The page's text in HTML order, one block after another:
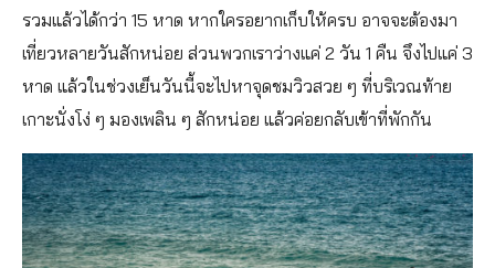
รวมแล้วได้กว่า 15 หาด หากใครอยากเก็บให้ครบ อาจจะต้องมา
เที่ยวหลายวันสักหน่อย ส่วนพวกเราว่างแค่ 2 วัน 1 คืน จึงไปแค่ 3
หาด แล้วในช่วงเย็นวันนี้จะไปหาจุดชมวิวสวย ๆ ที่บริเวณท้าย
เกาะนั่งโง่ ๆ มองเพลิน ๆ สักหน่อย แล้วค่อยกลับเข้าที่พักกัน